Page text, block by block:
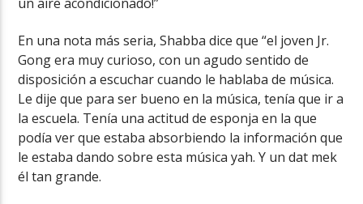
En una nota más seria, Shabba dice que “el joven Jr.
Gong era muy curioso, con un agudo sentido de
disposición a escuchar cuando le hablaba de música.
Le dije que para ser bueno en la música, tenía que ir a
la escuela. Tenía una actitud de esponja en la que
podía ver que estaba absorbiendo la información que
le estaba dando sobre esta música yah. Y un dat mek
él tan grande.